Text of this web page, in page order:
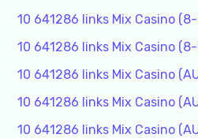
10 641286 links Mix Casino (8-
10 641286 links Mix Casino (8-
10 641286 links Mix Casino
10 641286 links Mix Casino
10 641286 links Mix Casino